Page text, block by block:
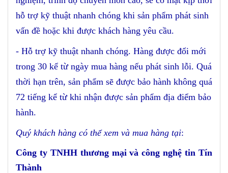
hỗ trợ kỹ thuật nhanh chóng khi sản phẩm phát sinh
vấn đề hoặc khi được khách hàng yêu cầu.
- Hỗ trợ kỹ thuật nhanh chóng. Hàng được đổi mới
trong 30 kể từ ngày mua hàng nếu phát sinh lỗi. Quá
thời hạn trên, sản phẩm sẽ được bảo hành không quá
72 tiếng kể từ khi nhận được sản phẩm địa điểm bảo
hành.
Quý khách hàng có thể xem và mua hàng tại:
Công ty TNHH thương mại và công nghệ tin Tín
Thành